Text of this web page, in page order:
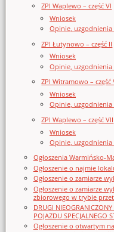
ZPI Waplewo – część VI
Wniosek
Opinie, uzgodnienia
ZPI Łutynowo – część II
Wniosek
Opinie, uzgodnienia
ZPI Witramowo – część
Wniosek
Opinie, uzgodnienia
ZPI Waplewo – część VII
Wniosek
Opinie, uzgodnienia
Ogłoszenia Warmińsko-
Ogłoszenie o najmie
Ogłoszenie o zamiarze
Ogłoszenie o zamiarze
zbiorowego w trybie
DRUGI
POJAZDU SPECJALNEGO
Ogłoszenie o otwartym